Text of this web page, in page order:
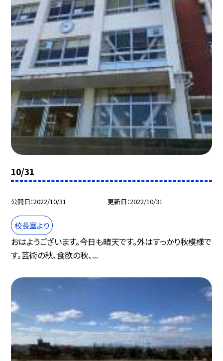
10/31
公開日 2022/10/31 更新日 2022/10/31
校長室より
おはようございます。今日も晴天です。外はすっかり秋模様で
す。芸術の秋、食欲の秋、...